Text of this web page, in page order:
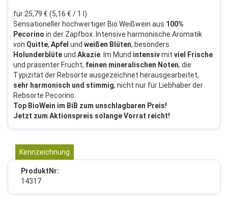
für 25,79 € (5,16 € / 1 l)
Sensationeller hochwertiger Bio Weißwein aus 100%
Pecorino in der Zapfbox. Intensive harmonische Aromatik
von Quitte, Apfel und weißen Blüten, besonders
Holunderblüteund Akazie. Im Mund intensivmit viel Frische
und präsenter Frucht, feinen mineralischen Noten, die
Typizität der Rebsorte ausgezeichnet herausgearbeitet,
sehr harmonisch und stimmig, nicht nur für Liebhaber der
Rebsorte Pecorino.
Top BioWein im BiB zum unschlagbaren Preis!
Jetzt zum Aktionspreis solange Vorrat reicht!
Kennzeichnung
ProduktNr:
14317